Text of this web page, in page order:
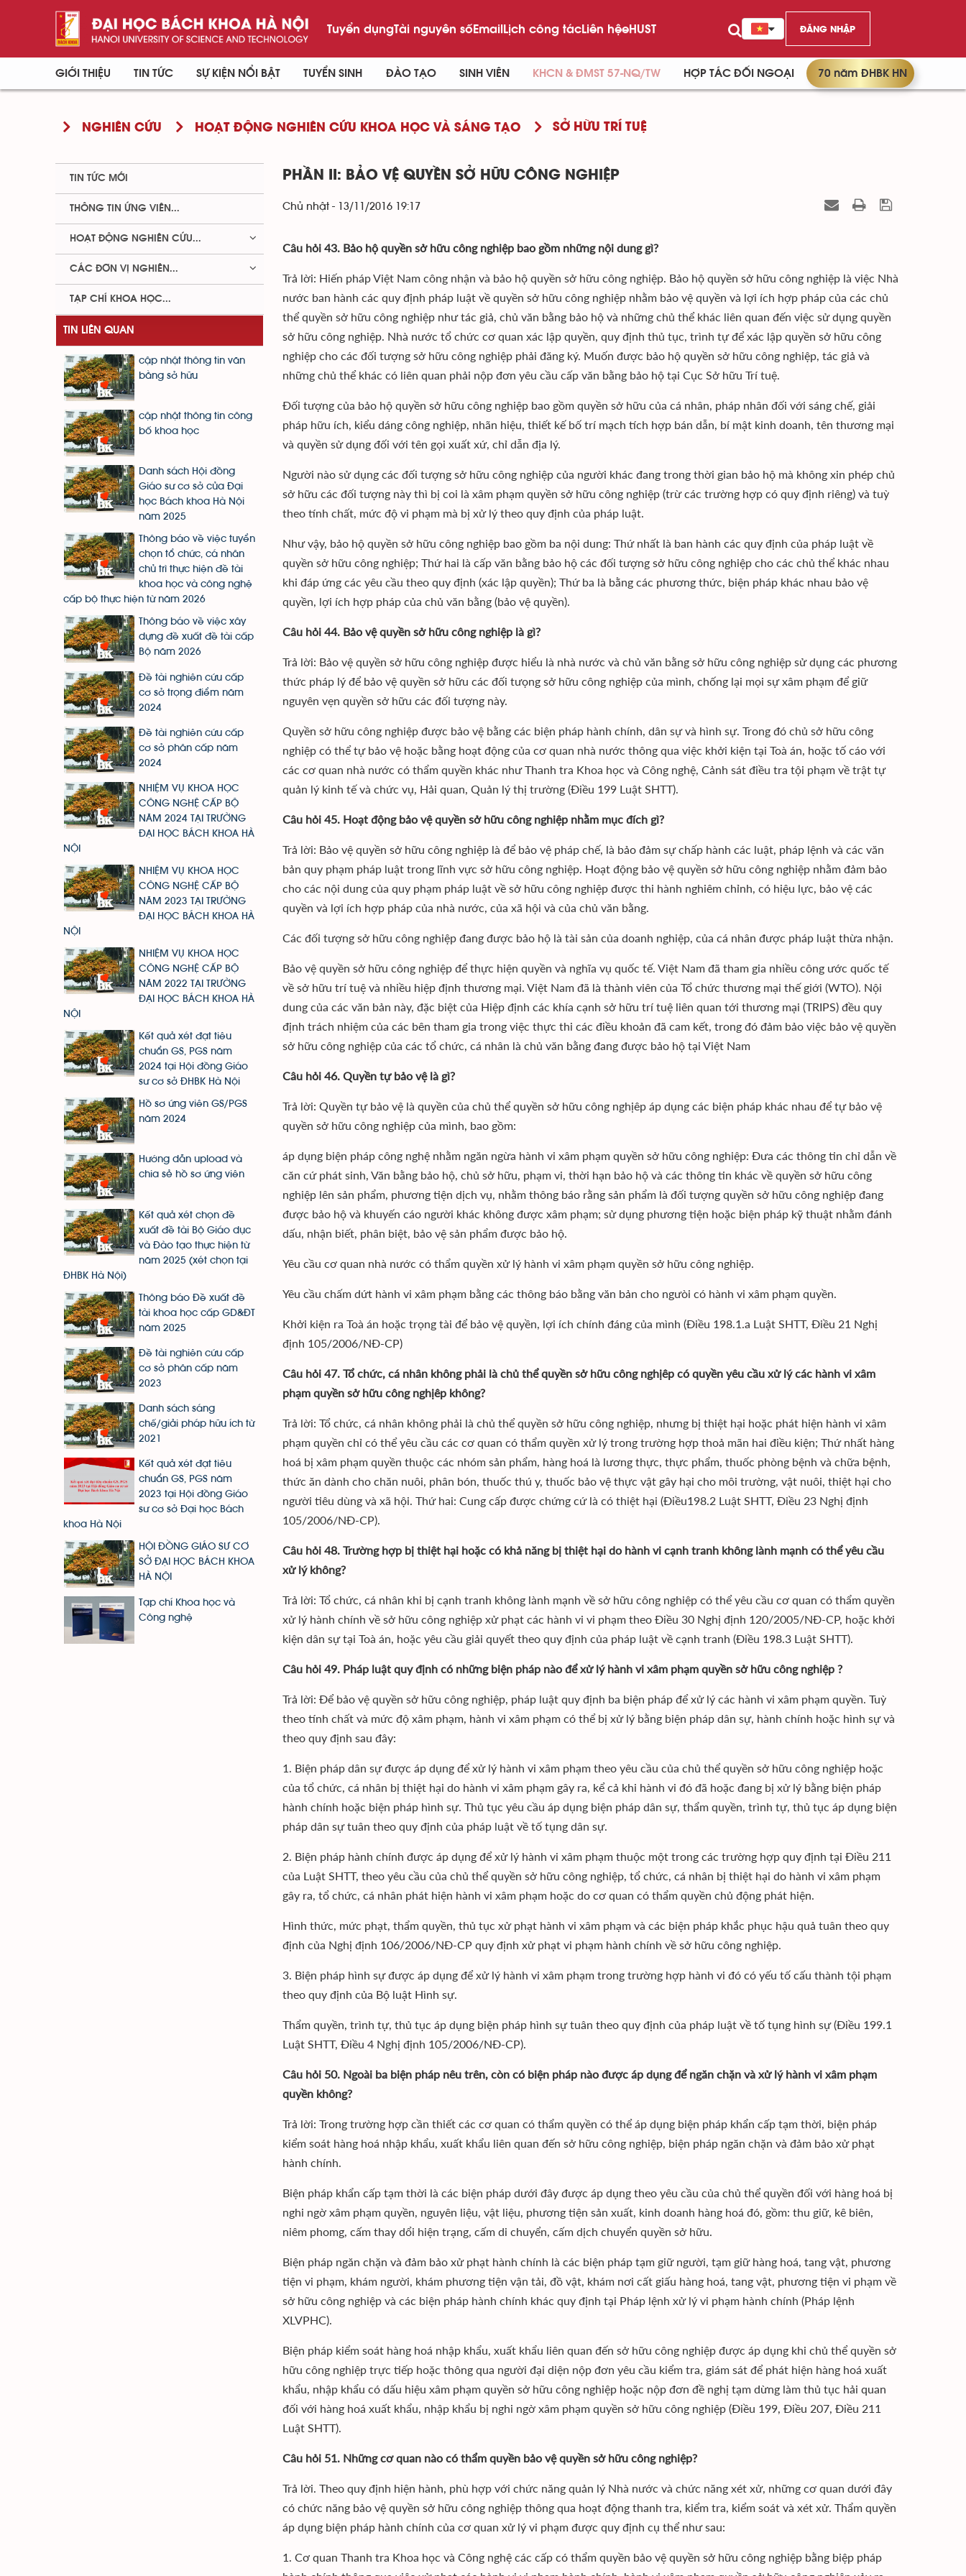
Tuyển dụngTài nguyên sốEmailLịch công tácLiên hệeHUST ĐĂNG NHẬP
GIỚI THIỆU TIN TỨC SỰ KIỆN NỔI BẬT TUYỂN SINH ĐÀO TẠO SINH VIÊN KHCN & ĐMST 57-NQ/TW HỢP TÁC ĐỐI NGOẠI 70 năm ĐHBK HN
NGHIÊN CỨU HOẠT ĐỘNG NGHIÊN CỨU KHOA HỌC VÀ SÁNG TẠO SỞ HỮU TRÍ TUỆ
PHẦN II: BẢO VỆ QUYỀN SỞ HỮU CÔNG NGHIỆP
Chủ nhật - 13/11/2016 19:17
Câu hỏi 43. Bảo hộ quyền sở hữu công nghiệp bao gồm những nội dung gì?
Trả lời: Hiến pháp Việt Nam công nhận và bảo hộ quyền sở hữu công nghiệp. Bảo hộ quyền sở hữu công nghiệp là việc Nhà
nước ban hành các quy định pháp luật về quyền sở hữu công nghiệp nhằm bảo vệ quyền và lợi ích hợp pháp của các chủ
thể quyền sở hữu công nghiệp như tác giả, chủ văn bằng bảo hộ và những chủ thể khác liên quan đến việc sử dụng quyền
sở hữu công nghiệp. Nhà nước tổ chức cơ quan xác lập quyền, quy định thủ tục, trình tự để xác lập quyền sở hữu công
nghiệp cho các đối tượng sở hữu công nghiệp phải đăng ký. Muốn được bảo hộ quyền sở hữu công nghiệp, tác giả và
những chủ thể khác có liên quan phải nộp đơn yêu cầu cấp văn bằng bảo hộ tại Cục Sở hữu Trí tuệ.
Đối tượng của bảo hộ quyền sở hữu công nghiệp bao gồm quyền sở hữu của cá nhân, pháp nhân đối với sáng chế, giải
pháp hữu ích, kiểu dáng công nghiệp, nhãn hiệu, thiết kế bố trí mạch tích hợp bán dẫn, bí mật kinh doanh, tên thương mại
và quyền sử dụng đối với tên gọi xuất xứ, chỉ dẫn địa lý.
Người nào sử dụng các đối tượng sở hữu công nghiệp của người khác đang trong thời gian bảo hộ mà không xin phép chủ
sở hữu các đối tượng này thì bị coi là xâm phạm quyền sở hữu công nghiệp (trừ các trường hợp có quy định riêng) và tuỳ
theo tính chất, mức độ vi phạm mà bị xử lý theo quy định của pháp luật.
Như vậy, bảo hộ quyền sở hữu công nghiệp bao gồm ba nội dung: Thứ nhất là ban hành các quy định của pháp luật về
quyền sở hữu công nghiệp; Thứ hai là cấp văn bằng bảo hộ các đối tượng sở hữu công nghiệp cho các chủ thể khác nhau
khi đáp ứng các yêu cầu theo quy định (xác lập quyền); Thứ ba là bằng các phương thức, biện pháp khác nhau bảo vệ
quyền, lợi ích hợp pháp của chủ văn bằng (bảo vệ quyền).
Câu hỏi 44. Bảo vệ quyền sở hữu công nghiệp là gì?
Trả lời: Bảo vệ quyền sở hữu công nghiệp được hiểu là nhà nước và chủ văn bằng sở hữu công nghiệp sử dụng các phương
thức pháp lý để bảo vệ quyền sở hữu các đối tưọng sở hữu công nghiệp của mình, chống lại mọi sự xâm phạm để giữ
nguyên vẹn quyền sở hữu các đối tượng này.
Quyền sở hữu công nghiệp được bảo vệ bằng các biện pháp hành chính, dân sự và hình sự. Trong đó chủ sở hữu công
nghiệp có thể tự bảo vệ hoặc bằng hoạt động của cơ quan nhà nước thông qua việc khởi kiện tại Toà án, hoặc tố cáo với
các cơ quan nhà nước có thẩm quyền khác như Thanh tra Khoa học và Công nghệ, Cảnh sát điều tra tội phạm về trật tự
quản lý kinh tế và chức vụ, Hải quan, Quản lý thị trường (Điều 199 Luật SHTT).
Câu hỏi 45. Hoạt động bảo vệ quyền sở hữu công nghiệp nhằm mục đích gì?
Trả lời: Bảo vệ quyền sở hữu công nghiệp là để bảo vệ pháp chế, là bảo đảm sự chấp hành các luật, pháp lệnh và các văn
bản quy phạm pháp luật trong lĩnh vực sở hữu công nghiệp. Hoạt động bảo vệ quyền sở hữu công nghiệp nhằm đảm bảo
cho các nội dung của quy phạm pháp luật về sở hữu công nghiệp được thi hành nghiêm chỉnh, có hiệu lực, bảo vệ các
quyền và lợi ích hợp pháp của nhà nước, của xã hội và của chủ văn bằng.
Các đối tượng sở hữu công nghiệp đang được bảo hộ là tài sản của doanh nghiệp, của cá nhân được pháp luật thừa nhận.
Bảo vệ quyền sở hữu công nghiệp để thực hiện quyền và nghĩa vụ quốc tế. Việt Nam đã tham gia nhiều công ước quốc tế
về sở hữu trí tuệ và nhiều hiệp định thương mại. Việt Nam đã là thành viên của Tổ chức thương mại thế giới (WTO). Nội
dung của các văn bản này, đặc biệt của Hiệp định các khía cạnh sở hữu trí tuệ liên quan tới thương mại (TRIPS) đều quy
định trách nhiệm của các bên tham gia trong việc thực thi các điều khoản đã cam kết, trong đó đảm bảo việc bảo vệ quyền
sở hữu công nghiệp của các tổ chức, cá nhân là chủ văn bằng đang được bảo hộ tại Việt Nam
Câu hỏi 46. Quyền tự bảo vệ là gì?
Trả lời: Quyền tự bảo vệ là quyền của chủ thể quyền sở hữu công nghịêp áp dụng các biện pháp khác nhau để tự bảo vệ
quyền sở hữu công nghiệp của mình, bao gồm:
áp dụng biện pháp công nghệ nhằm ngăn ngừa hành vi xâm phạm quyền sở hữu công nghiệp: Đưa các thông tin chỉ dẫn về
căn cứ phát sinh, Văn bằng bảo hộ, chủ sở hữu, phạm vi, thời hạn bảo hộ và các thông tin khác về quyền sở hữu công
nghiệp lên sản phẩm, phương tiện dịch vụ, nhằm thông báo rằng sản phẩm là đối tượng quyền sở hữu công nghiệp đang
được bảo hộ và khuyến cáo người khác không được xâm phạm; sử dụng phương tiện hoặc biện pháp kỹ thuật nhằm đánh
dấu, nhận biết, phân biệt, bảo vệ sản phẩm được bảo hộ.
Yêu cầu cơ quan nhà nước có thẩm quyền xử lý hành vi xâm phạm quyền sở hữu công nghiệp.
Yêu cầu chấm dứt hành vi xâm phạm bằng các thông báo bằng văn bản cho ngưòi có hành vi xâm phạm quyền.
Khởi kiện ra Toà án hoặc trọng tài để bảo vệ quyền, lợi ích chính đáng của mình (Điều 198.1.a Luật SHTT, Điều 21 Nghị
định 105/2006/NĐ-CP)
Câu hỏi 47. Tổ chức, cá nhân không phải là chủ thể quyền sở hữu công nghịêp có quyền yêu cầu xử lý các hành vi xâm
phạm quyền sở hữu công nghịêp không?
Trả lời: Tổ chức, cá nhân không phải là chủ thể quyền sở hữu công nghiệp, nhưng bị thiệt hại hoặc phát hiện hành vi xâm
phạm quyền chỉ có thể yêu cầu các cơ quan có thẩm quyền xử lý trong trường hợp thoả mãn hai điều kiện; Thứ nhất hàng
hoá bị xâm phạm quyền thuộc các nhóm sản phẩm, hàng hoá là lương thực, thực phẩm, thuốc phòng bệnh và chữa bệnh,
thức ăn dành cho chăn nuôi, phân bón, thuốc thú y, thuốc bảo vệ thực vật gây hại cho môi trường, vật nuôi, thiệt hại cho
người tiêu dùng và xã hội. Thứ hai: Cung cấp được chứng cứ là có thiệt hại (Điều198.2 Luật SHTT, Điều 23 Nghị định
105/2006/NĐ-CP).
Câu hỏi 48. Trường hợp bị thiệt hại hoặc có khả năng bị thiệt hại do hành vi cạnh tranh không lành mạnh có thể yêu cầu
xử lý không?
Trả lời: Tổ chức, cá nhân khi bị cạnh tranh không lành mạnh về sở hữu công nghiệp có thể yêu cầu cơ quan có thẩm quyền
xử lý hành chính về sở hữu công nghiệp xử phạt các hành vi vi phạm theo Điều 30 Nghị định 120/2005/NĐ-CP, hoặc khởi
kiện dân sự tại Toà án, hoặc yêu cầu giải quyết theo quy định của pháp luật về cạnh tranh (Điều 198.3 Luật SHTT).
Câu hỏi 49. Pháp luật quy định có những biện pháp nào để xử lý hành vi xâm phạm quyền sở hữu công nghiệp ?
Trả lời: Để bảo vệ quyền sở hữu công nghiệp, pháp luật quy định ba biện pháp để xử lý các hành vi xâm phạm quyền. Tuỳ
theo tính chất và mức độ xâm phạm, hành vi xâm phạm có thể bị xử lý bằng biện pháp dân sự, hành chính hoặc hình sự và
theo quy định sau đây:
1. Biện pháp dân sự được áp dụng để xử lý hành vi xâm phạm theo yêu cầu của chủ thể quyền sở hữu công nghiệp hoặc
của tổ chức, cá nhân bị thiệt hại do hành vi xâm phạm gây ra, kể cả khi hành vi đó đã hoặc đang bị xử lý bằng biện pháp
hành chính hoặc biện pháp hình sự. Thủ tục yêu cầu áp dụng biện pháp dân sự, thẩm quyền, trình tự, thủ tục áp dụng biện
pháp dân sự tuân theo quy định của pháp luật về tố tụng dân sự.
2. Biện pháp hành chính được áp dụng để xử lý hành vi xâm phạm thuộc một trong các trường hợp quy định tại Điều 211
của Luật SHTT, theo yêu cầu của chủ thể quyền sở hữu công nghiệp, tổ chức, cá nhân bị thiệt hại do hành vi xâm phạm
gây ra, tổ chức, cá nhân phát hiện hành vi xâm phạm hoặc do cơ quan có thẩm quyền chủ động phát hiện.
Hình thức, mức phạt, thẩm quyền, thủ tục xử phạt hành vi xâm phạm và các biện pháp khắc phục hậu quả tuân theo quy
định của Nghị định 106/2006/NĐ-CP quy định xử phạt vi phạm hành chính về sở hữu công nghiệp.
3. Biện pháp hình sự được áp dụng để xử lý hành vi xâm phạm trong trường hợp hành vi đó có yếu tố cấu thành tội phạm
theo quy định của Bộ luật Hình sự.
Thẩm quyền, trình tự, thủ tục áp dụng biện pháp hình sự tuân theo quy định của pháp luật về tố tụng hình sự (Điều 199.1
Luật SHTT, Điều 4 Nghị định 105/2006/NĐ-CP).
Câu hỏi 50. Ngoài ba biện pháp nêu trên, còn có biện pháp nào được áp dụng để ngăn chặn và xử lý hành vi xâm phạm
quyền không?
Trả lời: Trong trường hợp cần thiết các cơ quan có thẩm quyền có thể áp dụng biện pháp khẩn cấp tạm thời, biện pháp
kiểm soát hàng hoá nhập khẩu, xuất khẩu liên quan đến sở hữu công nghiệp, biện pháp ngăn chặn và đảm bảo xử phạt
hành chính.
Biện pháp khẩn cấp tạm thời là các biện pháp dưới đây được áp dụng theo yêu cầu của chủ thể quyền đối với hàng hoá bị
nghi ngờ xâm phạm quyền, nguyên liệu, vật liệu, phương tiện sản xuất, kinh doanh hàng hoá đó, gồm: thu giữ, kê biên,
niêm phomg, cấm thay dổi hiện trạng, cấm di chuyển, cấm dịch chuyển quyền sở hữu.
Biện pháp ngăn chặn và đảm bảo xử phạt hành chính là các biện pháp tạm giữ người, tạm giữ hàng hoá, tang vật, phương
tiện vi phạm, khám người, khám phương tiện vận tải, đồ vật, khám nơi cất giấu hàng hoá, tang vật, phương tiện vi phạm về
sở hữu công nghiệp và các biện pháp hành chính khác quy định tại Pháp lệnh xử lý vi phạm hành chính (Pháp lệnh
XLVPHC).
Biện pháp kiểm soát hàng hoá nhập khẩu, xuất khẩu liên quan đến sở hữu công nghiệp được áp dụng khi chủ thể quyền sở
hữu công nghiệp trực tiếp hoặc thông qua người đại diện nộp đơn yêu cầu kiểm tra, giám sát để phát hiện hàng hoá xuất
khẩu, nhập khẩu có dấu hiệu xâm phạm quyền sở hữu công nghiệp hoặc nộp đơn đề nghị tạm dừng làm thủ tục hải quan
đối với hàng hoá xuất khẩu, nhập khẩu bị nghi ngờ xâm phạm quyền sở hữu công nghiệp (Điều 199, Điều 207, Điều 211
Luật SHTT).
Câu hỏi 51. Những cơ quan nào có thẩm quyền bảo vệ quyền sở hữu công nghiệp?
Trả lời. Theo quy định hiện hành, phù hợp với chức năng quản lý Nhà nước và chức năng xét xử, những cơ quan dưới đây
có chức năng bảo vệ quyền sở hữu công nghiệp thông qua hoạt động thanh tra, kiểm tra, kiểm soát và xét xử. Thẩm quyền
áp dụng biện pháp hành chính của cơ quan xử lý vi phạm được quy định cụ thể như sau:
1. Cơ quan Thanh tra Khoa học và Công nghệ các cấp có thẩm quyền bảo vệ quyền sở hữu công nghiệp bằng biệp pháp
TIN TỨC MỚI
THÔNG TIN ỨNG VIÊN...
HOẠT ĐỘNG NGHIÊN CỨU...
CÁC ĐƠN VỊ NGHIÊN...
TẠP CHÍ KHOA HỌC...
TIN LIÊN QUAN
cập nhật thông tin văn
bằng sở hữu
cập nhật thông tin công
bố khoa học
Danh sách Hội đồng
Giáo sư cơ sở của Đại
học Bách khoa Hà Nội
năm 2025
Thông báo về việc tuyển
chọn tổ chức, cá nhân
chủ trì thực hiện đề tài
khoa học và công nghệ
cấp bộ thực hiện từ năm 2026
Thông báo về việc xây
dựng đề xuất đề tài cấp
Bộ năm 2026
Đề tài nghiên cứu cấp
cơ sở trọng điểm năm
2024
Đề tài nghiên cứu cấp
cơ sở phân cấp năm
2024
NHIỆM VỤ KHOA HỌC
CÔNG NGHỆ CẤP BỘ
NĂM 2024 TẠI TRƯỜNG
ĐẠI HỌC BÁCH KHOA HÀ
NỘI
NHIỆM VỤ KHOA HỌC
CÔNG NGHỆ CẤP BỘ
NĂM 2023 TẠI TRƯỜNG
ĐẠI HỌC BÁCH KHOA HÀ
NỘI
NHIỆM VỤ KHOA HỌC
CÔNG NGHỆ CẤP BỘ
NĂM 2022 TẠI TRƯỜNG
ĐẠI HỌC BÁCH KHOA HÀ
NỘI
Kết quả xét đạt tiêu
chuẩn GS, PGS năm
2024 tại Hội đồng Giáo
sư cơ sở ĐHBK Hà Nội
Hồ sơ ứng viên GS/PGS
năm 2024
Hướng dẫn upload và
chia sẻ hồ sơ ứng viên
Kết quả xét chọn đề
xuất đề tài Bộ Giáo dục
và Đào tạo thực hiện từ
năm 2025 (xét chọn tại
ĐHBK Hà Nội)
Thông báo Đề xuất đề
tài khoa học cấp GD&ĐT
năm 2025
Đề tài nghiên cứu cấp
cơ sở phân cấp năm
2023
Danh sách sáng
chế/giải pháp hữu ích từ
2021
Kết quả xét đạt tiêu
chuẩn GS, PGS năm
2023 tại Hội đồng Giáo
sư cơ sở Đại học Bách
khoa Hà Nội
HỘI ĐỒNG GIÁO SƯ CƠ
SỞ ĐẠI HỌC BÁCH KHOA
HÀ NỘI
Tạp chí Khoa học và
Công nghệ